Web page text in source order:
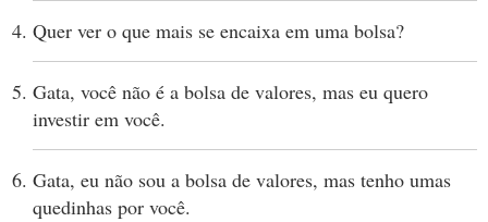
Quer ver o que mais se encaixa em uma bolsa?
Gata, você não é a bolsa de valores, mas eu quero
investir em você.
Gata, eu não sou a bolsa de valores, mas tenho umas
quedinhas por você.